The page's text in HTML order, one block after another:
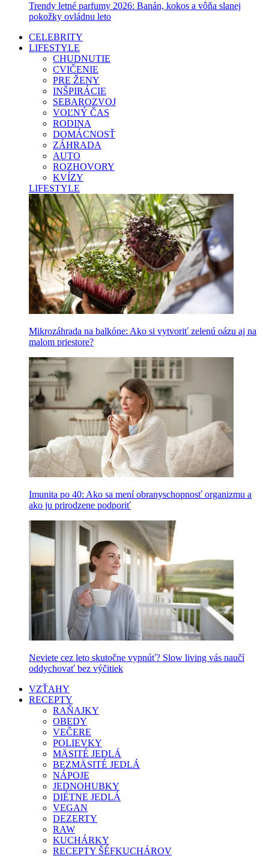
Trendy letné parfumy 2026: Banán, kokos a vôňa slanej
pokožky ovládnu leto
CELEBRITY
LIFESTYLE
CHUDNUTIE
CVIČENIE
PRE ŽENY
INŠPIRÁCIE
SEBAROZVOJ
VOĽNÝ ČAS
RODINA
DOMÁCNOSŤ
ZÁHRADA
AUTO
ROZHOVORY
KVÍZY
LIFESTYLE
Mikrozáhrada na balkóne: Ako si vytvoriť zelenú oázu aj na
malom priestore?
Imunita po 40: Ako sa mení obranyschopnosť organizmu a
ako ju prirodzene podporiť
Neviete cez leto skutočne vypnúť? Slow living vás naučí
oddychovať bez výčitiek
VZŤAHY
RECEPTY
RAŇAJKY
OBEDY
VEČERE
POLIEVKY
MÄSITÉ JEDLÁ
BEZMÄSITÉ JEDLÁ
NÁPOJE
JEDNOHUBKY
DIÉTNE JEDLÁ
VEGAN
DEZERTY
RAW
KUCHÁRKY
RECEPTY ŠÉFKUCHÁROV